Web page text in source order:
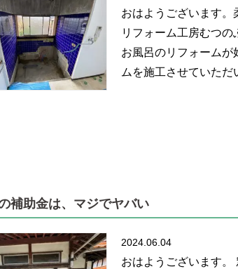
おはようございます。
リフォーム工房むつ
お風呂のリフォームが
ムを施工させていた
補助金は、マジでヤバい
2024.06.04
おはようございます。